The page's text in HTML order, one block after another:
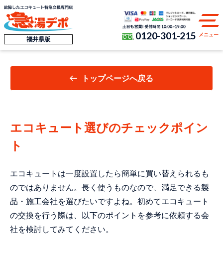
福井県版 0120-301-215 メニュー
トップページへ戻る
エコキュート選びのチェックポイン
ト
エコキュートは一度設置したら簡単に買い替えられるも
のではありません。長く使うものなので、満足できる製
品・施工会社を選びたいですよね。初めてエコキュート
の交換を行う際は、以下のポイントを参考に依頼する会
社を検討してみてください。